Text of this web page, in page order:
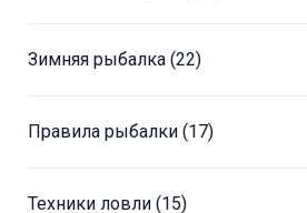
Зимняя рыбалка (22)
Правила рыбалки (17)
Техники ловли (15)